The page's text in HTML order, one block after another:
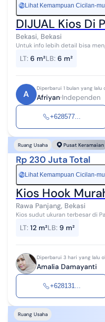
RpLihat Kemampuan Cicilan-mu
DIJUAL Kios Di
Bekasi, Bekasi
LT: 6 m²LB: 6 m²
A
Diperbarui 1 bulan yang lalu
Afriyan Independen
+628577...
Ruang Usaha Pusat Keramaian
Rp 230 Juta Total
RpLihat Kemampuan Cicilan-mu
Kios Hook
Rawa Panjang, Bekasi
Kios sudut ukuran terbesar di
usaha bengkel dan...
LT: 12 m²LB: 9 m²
Diperbarui 3 hari yang lalu
Amalia Damayanti
+628131...
Ruang Usaha